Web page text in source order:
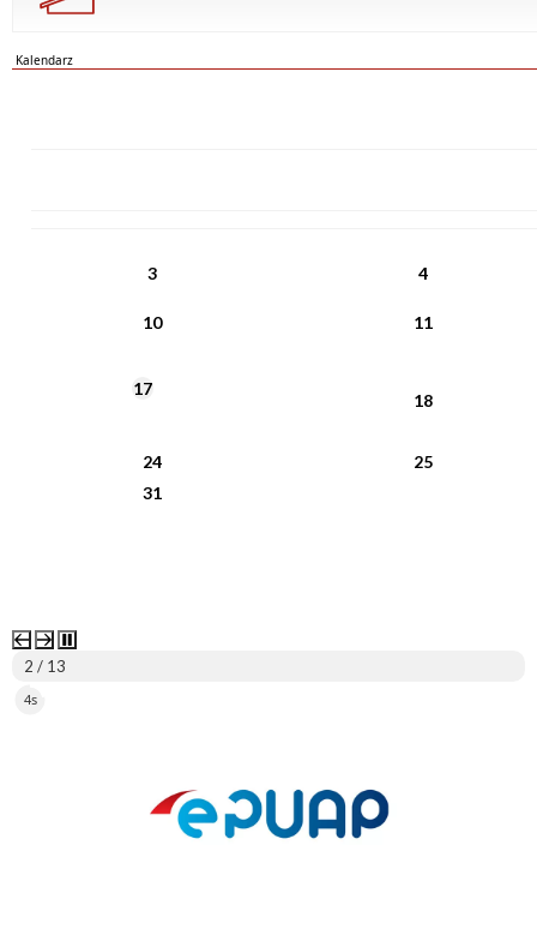
Kalendarz
3 4
10 11
17
18
24
25
31
2 / 13
3s